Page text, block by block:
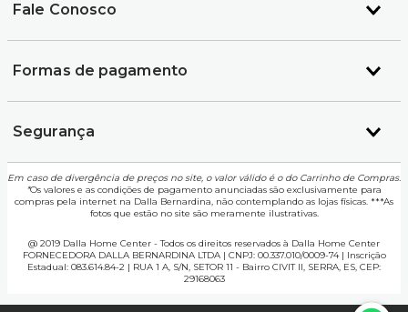
Fale Conosco
Formas de pagamento
Segurança
Em caso de divergência de preços no site, o valor válido é o do Carrinho de Compras.
*Os valores e as condições de pagamento anunciadas são exclusivamente para
compras pela internet na Dalla Bernardina, não contemplando as lojas físicas. ***As
fotos que estão no site são meramente ilustrativas.
@ 2019 Dalla Home Center - Todos os direitos reservados à Dalla Home Center
FORNECEDORA DALLA BERNARDINA LTDA | CNPJ: 00.337.010/0009-74 | Inscrição
Estadual: 083.614.84-2 | RUA 1 A, S/N, SETOR 11 - Bairro CIVIT II, SERRA, ES, CEP:
29168063